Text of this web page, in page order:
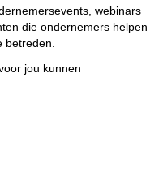
webinars
die ondernemers helpen
betreden.
jou kunnen